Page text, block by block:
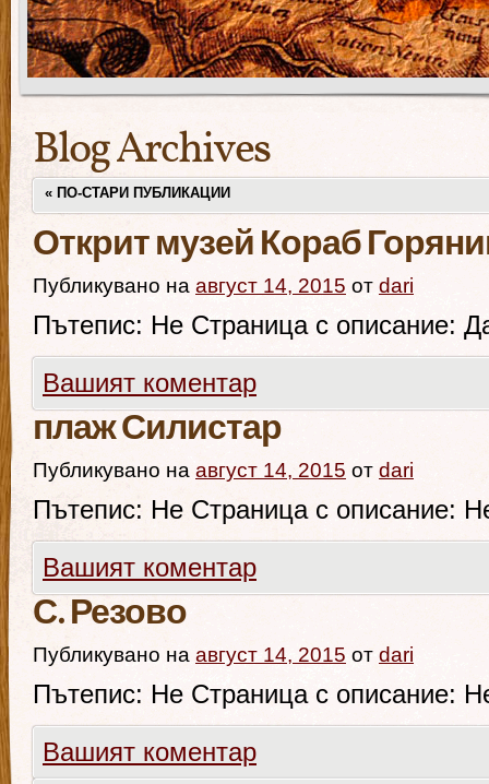
Blog Archives
« ПО-СТАРИ ПУБЛИКАЦИИ
Открит музей Кораб
Публикувано на август 14, 2015 от dari
Пътепис: Не Страница с описание:
Вашият коментар
плаж Силистар
Публикувано на август 14, 2015 от dari
Пътепис: Не Страница с описание:
Вашият коментар
С. Резово
Публикувано на август 14, 2015 от dari
Пътепис: Не Страница с описание:
Вашият коментар